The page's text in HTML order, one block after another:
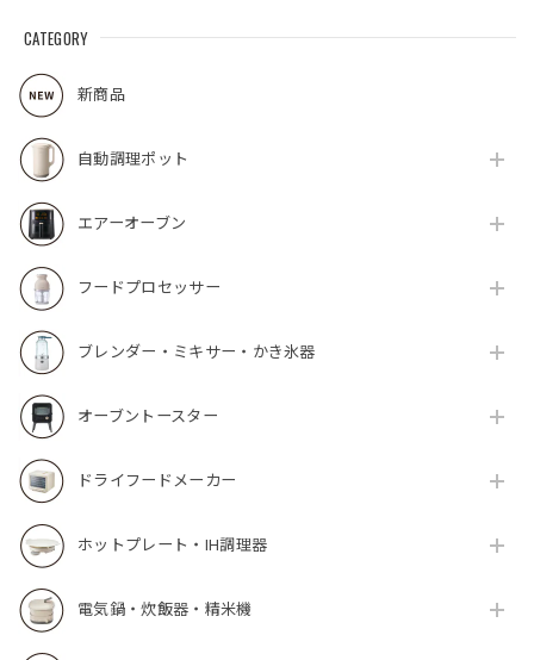
CATEGORY
新商品
自動調理ポット
エアーオーブン
フードプロセッサー
ブレンダー・ミキサー・かき氷器
オーブントースター
ドライフードメーカー
ホットプレート・IH調理器
電気鍋・炊飯器・精米機